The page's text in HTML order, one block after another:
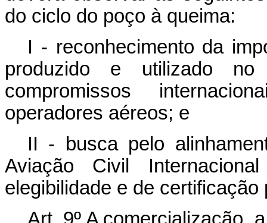
do ciclo do poço à queima:
I - reconhecimento da
produzido e utilizado
compromissos
operadores aéreos; e
II - busca pelo
Aviação Civil
elegibilidade e de certificação
Art. 9º A comercialização,